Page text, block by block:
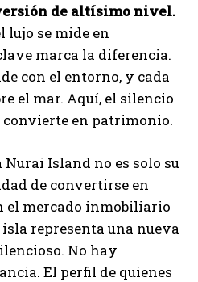
de altísimo nivel.
lujo se mide en
marca la diferencia.
con el entorno, y cada
el mar. Aquí, el silencio
convierte en patrimonio.
Nurai Island no es solo su
de convertirse en
el mercado inmobiliario
representa una nueva
No hay
El perfil de quienes